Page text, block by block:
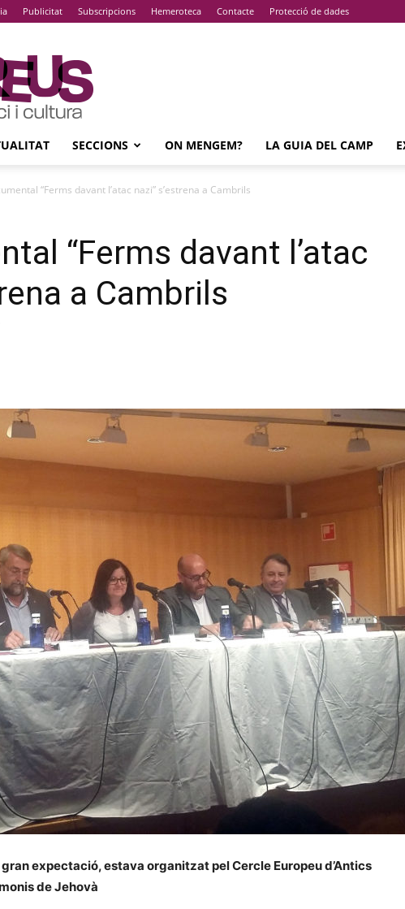
Publicitat Subscripcions Hemeroteca Contacte Protecció de dades
SECCIONS ON MENGEM? LA GUIA DEL CAMP
“Ferms davant l’atac nazi” s’estrena a Cambrils
“Ferms davant l’atac
a Cambrils
gran expectació, estava organitzat pel Cercle Europeu d’Antics
de Jehovà